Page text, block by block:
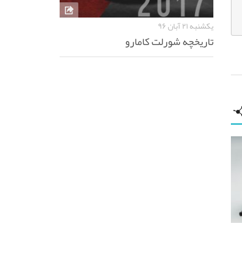
یکشنبه ۲۱ آبان ۹۶
تاریخچه شورلت کامارو